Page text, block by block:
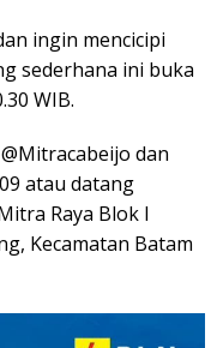
ingin mencicipi
sederhana ini buka
WIB.
dan
atau datang
Raya Blok I
Kecamatan Batam